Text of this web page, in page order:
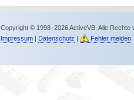
Copyright © 1998–2026 ActiveVB. Alle Rechte
Impressum| Datenschutz Fehler melden